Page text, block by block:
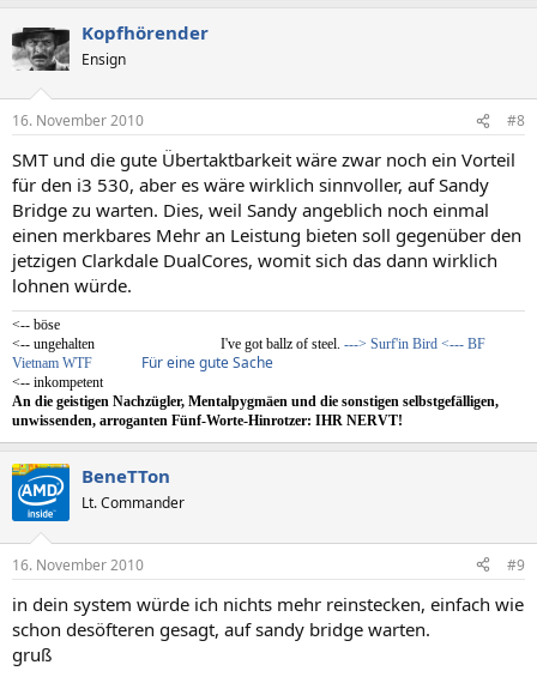
Kopfhörender
Ensign
16. November 2010 #8
SMT und die gute Übertaktbarkeit wäre zwar noch ein Vorteil
für den i3 530, aber es wäre wirklich sinnvoller, auf Sandy
Bridge zu warten. Dies, weil Sandy angeblich noch einmal
einen merkbares Mehr an Leistung bieten soll gegenüber den
jetzigen Clarkdale DualCores, womit sich das dann wirklich
lohnen würde.
<-- böse
<-- ungehalten
I've got ballz of steel. ---> Surf'in Bird <--- BF
Vietnam WTF.............. Für eine gute Sache
<-- inkompetent
An die geistigen Nachzügler, Mentalpygmäen und die sonstigen selbstgefälligen,
unwissenden, arroganten Fünf-Worte-Hinrotzer: IHR NERVT!
BeneTTon
Lt. Commander
16. November 2010 #9
in dein system würde ich nichts mehr reinstecken, einfach wie
schon desöfteren gesagt, auf sandy bridge warten.
gruß